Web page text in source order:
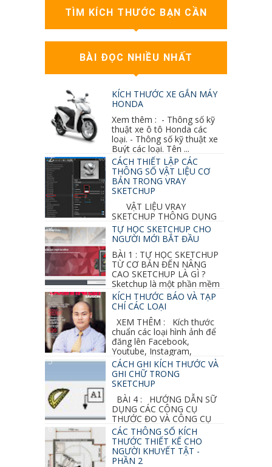
TÌM KÍCH THƯỚC BẠN CẦN
BÀI ĐỌC NHIỀU NHẤT
KÍCH THƯỚC XE GẮN MÁY
HONDA
Xem thêm : - Thông số kỹ
thuật xe ô tô Honda các
loại. - Thông số kỹ thuật xe
Buýt các loại. Tên ...
CÁCH THIẾT LẬP CÁC
THÔNG SỐ VẬT LIỆU CƠ
BẢN TRONG VRAY
SKETCHUP
VẬT LIỆU VRAY
SKETCHUP THÔNG DỤNG
NHẤT 1. VẬT LIỆU VRAY INOX BÓNG: ●
Diffuse : đen ● Reflection color ...
TỰ HỌC SKETCHUP CHO
NGƯỜI MỚI BẮT ĐẦU
BÀI 1 : TỰ HỌC SKETCHUP
TỪ CƠ BẢN ĐẾN NÂNG
CAO SKETCHUP LÀ GÌ ?
Sketchup là một phần mềm
vẽ 3d của Google, nó khá dễ sữ...
KÍCH THƯỚC BÁO VÀ TẠP
CHÍ CÁC LOẠI
XEM THÊM : Kích thước
chuẩn các loại hình ảnh để
đăng lên Facebook,
Youtube, Instagram,
Linkedin, Pinterest...CÁCH GHI KÍCH THƯỚC VÀ
GHI CHỮ TRONG
SKETCHUP
BÀI 4 : HƯỚNG DẪN SỮ
DỤNG CÁC CÔNG CỤ
THƯỚC ĐO VÀ CÔNG CỤ
GHI CHỮ 2D, 3D TRONG SKETCHUP Ở bài
học trước ta đã...
CÁC THÔNG SỐ KÍCH
THƯỚC THIẾT KẾ CHO
NGƯỜI KHUYẾT TẬT -
PHẦN 2